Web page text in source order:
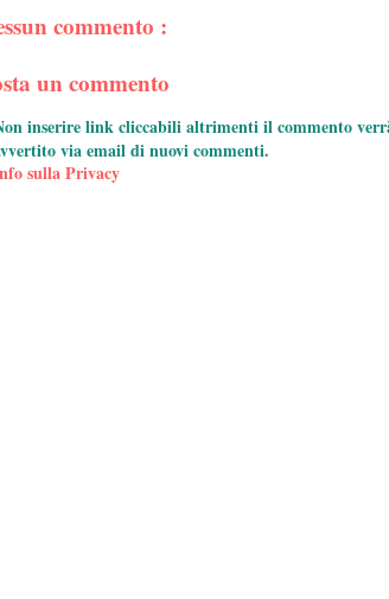
commento :
un commento
inserire link cliccabili altrimenti il commento
via email di nuovi commenti.
sulla Privacy